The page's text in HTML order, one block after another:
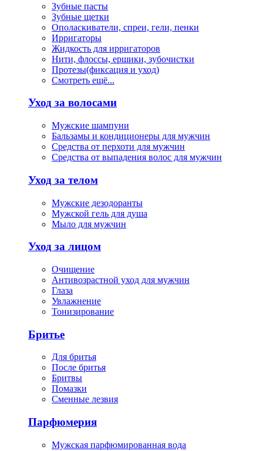
Зубные пасты
Зубные щетки
Ополаскиватели, спреи, гели, пенки
Ирригаторы
Жидкость для ирригаторов
Нити, флосcы, ершики, зубочистки
Протезы(фиксация и уход)
Смотреть ещё...
Уход за волосами
Мужские шампуни
Бальзамы и кондиционеры для мужчин
Средства от перхоти для мужчин
Средства от выпадения волос для мужчин
Уход за телом
Мужские дезодоранты
Мужской гель для душа
Мыло для мужчин
Уход за лицом
Очищение
Антивозрастной уход для мужчин
Глаза
Увлажнение
Тонизирование
Бритье
Для бритья
После бритья
Бритвы
Помазки
Сменные лезвия
Парфюмерия
Мужская парфюмированная вода